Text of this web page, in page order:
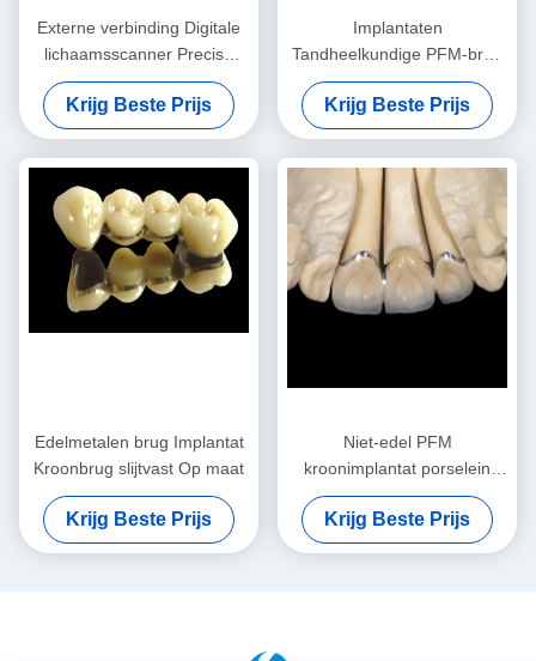
Externe verbinding Digitale
lichaamsscanner Precise
scan bodies voor
tandheelkundige implantaten
Krijg Beste Prijs
Implantaten
Tandheelkundige PFM-brug
Niet-prijswaardige CAD CAM
PFM-kroon
Krijg Beste Prijs
Edelmetalen brug Implantat
Kroonbrug slijtvast Op maat
Krijg Beste Prijs
Niet-edel PFM
kroonimplantat porselein
gesmolten met metalen
kroon
Krijg Beste Prijs